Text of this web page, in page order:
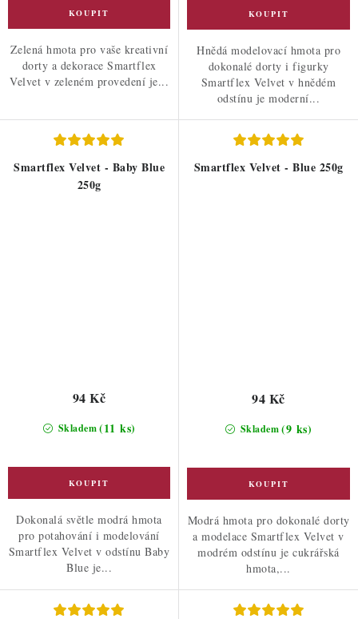
Zelená hmota pro vaše kreativní
dorty a dekorace Smartflex
Velvet v zeleném provedení je...
Hnědá modelovací hmota pro
dokonalé dorty i figurky
Smartflex Velvet v hnědém
odstínu je moderní...
Smartflex Velvet - Baby Blue
250g
Skladem(11 ks)
94 Kč
Dokonalá světle modrá hmota
pro potahování i modelování
Smartflex Velvet v odstínu Baby
Blue je...
Smartflex Velvet - Blue 250g
Skladem(9 ks)
94 Kč
Modrá hmota pro dokonalé dorty
a modelace Smartflex Velvet v
modrém odstínu je cukrářská
hmota,...